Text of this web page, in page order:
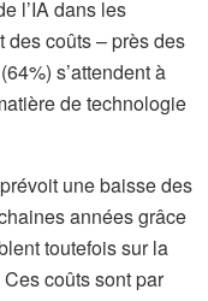
l’IA dans les
des coûts – près des
s’attendent à
de technologie
une baisse des
années grâce
toutefois sur la
coûts sont par